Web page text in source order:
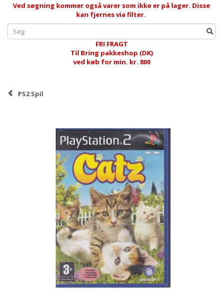
Ved søgning kommer også varer som ikke er på lager. Disse
kan fjernes via filter.
FRI FRAGT
Til Bring pakkeshop (DK)
ved køb for min. kr. 800
PS2 Spil